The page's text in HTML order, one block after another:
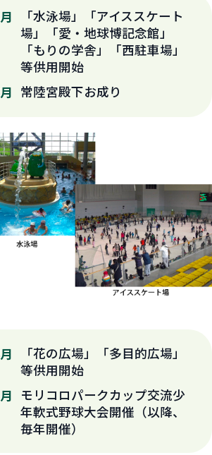
「水泳場」「アイススケート
場」「愛・地球博記念館」
「もりの学舎」「西駐車場」
等供用開始
常陸宮殿下お成り
「花の広場」「多目的広場」
等供用開始
モリコロパークカップ交流少
年軟式野球大会開催（以降、
毎年開催）